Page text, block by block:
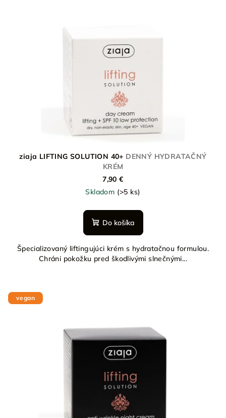
ziaja LIFTING SOLUTION 40+ DENNÝ HYDRATAČNÝ
KRÉM
7,90 €
Skladom (>5 ks)
Do košíka
Špecializovaný liftingujúci krém s hydratačnou formulou.
Chráni pokožku pred škodlivými slnečnými...
vegan